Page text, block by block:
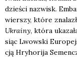
dzie­ści nazwisk.
wier­szy, któ­re
Ukra­iny, któ­ra
siąc Lwow­ski
cją Hry­ho­ri­ja